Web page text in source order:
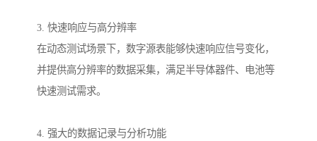
3. 快速响应与高分辨率
在动态测试场景下，数字源表能够快速响应信号变化，
并提供高分辨率的数据采集，满足半导体器件、电池等
快速测试需求。
4. 强大的数据记录与分析功能